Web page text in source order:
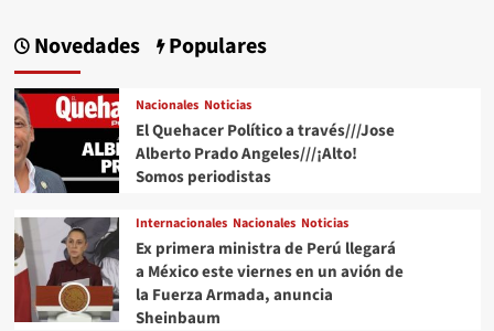
Novedades Populares
Nacionales Noticias
El Quehacer Político a través///Jose
Alberto Prado Angeles///¡Alto!
Somos periodistas
Internacionales Nacionales Noticias
Ex primera ministra de Perú llegará
a México este viernes en un avión de
la Fuerza Armada, anuncia
Sheinbaum